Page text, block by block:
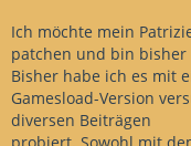
Ich möchte mein
patchen und bin
Bisher habe ich es mit
Gamesload-Version
diversen Beiträgen